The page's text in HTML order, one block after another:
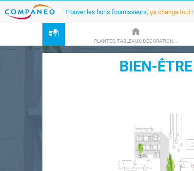
Trouver les bons fournisseurs, ça change tout !
PLANTES, TABLEAUX, DÉCORATION...
BIEN-